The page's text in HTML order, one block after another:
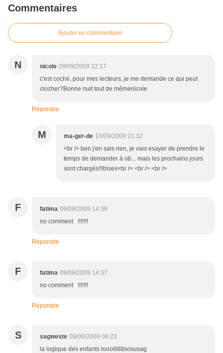
Commentaires
Ajouter un commentaire
N nicole 09/09/2009 22:17
c'est coché, pour mes lecteurs, je me demande ce qui peut
clocher?Bonne nuit tout de mêmenicole
Répondre
M ma-ger-de 10/09/2009 21:32
<br /> ben j'en sais rien, je vais esayer de prendre le
temps de demander à ob... mais les prochains jours
sont chargés!!!bises<br /> <br /> <br />
F fatima 09/09/2009 14:38
no comment !!!!!!!
Répondre
F fatima 09/09/2009 14:37
no comment !!!!!!!
Répondre
S sagweste 09/09/2009 06:23
la logique des enfants looollllllbiosusag